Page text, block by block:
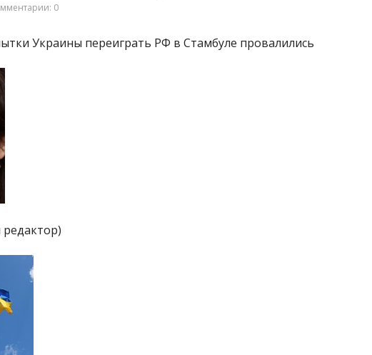
0
Украины переиграть РФ в Стамбуле провалились